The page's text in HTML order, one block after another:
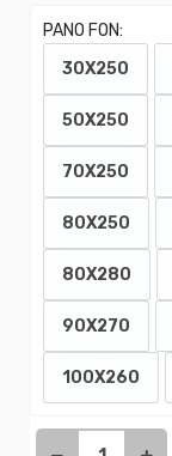
PANO FON:
30X250
50X250
70X250
80X250
80X280
90X270
100X260